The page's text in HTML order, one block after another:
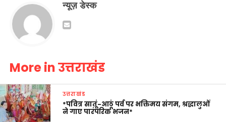
न्यूज़ डेस्क
More in उत्तराखंड
उत्तराखंड
*पवित्र सातूं-आठूं पर्व पर भक्तिमय संगम, श्रद्धालुओं
ने गाए पारंपरिक भजन*